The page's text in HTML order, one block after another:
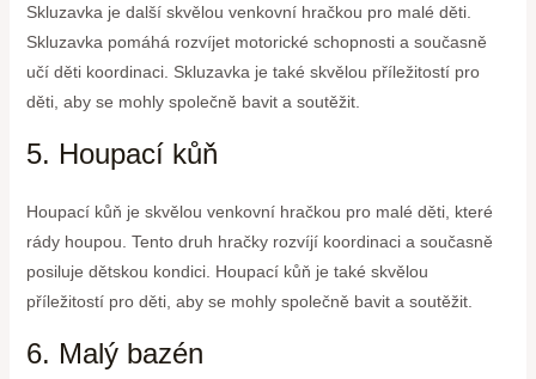
Skluzavka je další skvělou venkovní hračkou pro malé děti.
Skluzavka pomáhá rozvíjet motorické schopnosti a současně
učí děti koordinaci. Skluzavka je také skvělou příležitostí pro
děti, aby se mohly společně bavit a soutěžit.
5. Houpací kůň
Houpací kůň je skvělou venkovní hračkou pro malé děti, které
rády houpou. Tento druh hračky rozvíjí koordinaci a současně
posiluje dětskou kondici. Houpací kůň je také skvělou
příležitostí pro děti, aby se mohly společně bavit a soutěžit.
6. Malý bazén